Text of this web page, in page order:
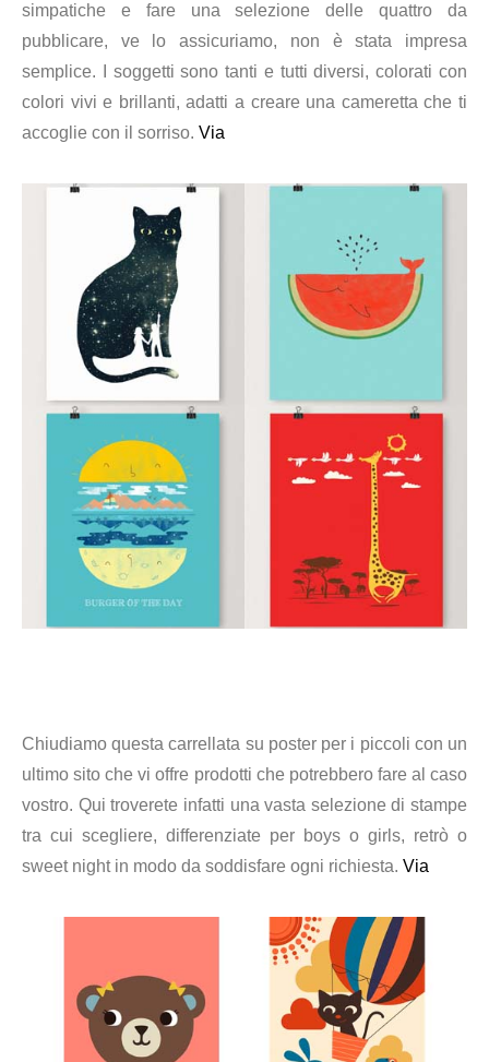
simpatiche e fare una selezione delle quattro da
pubblicare, ve lo assicuriamo, non è stata impresa
semplice. I soggetti sono tanti e tutti diversi, colorati con
colori vivi e brillanti, adatti a creare una cameretta che ti
accoglie con il sorriso. Via
Chiudiamo questa carrellata su poster per i piccoli con un
ultimo sito che vi offre prodotti che potrebbero fare al caso
vostro. Qui troverete infatti una vasta selezione di stampe
tra cui scegliere, differenziate per boys o girls, retrò o
sweet night in modo da soddisfare ogni richiesta. Via